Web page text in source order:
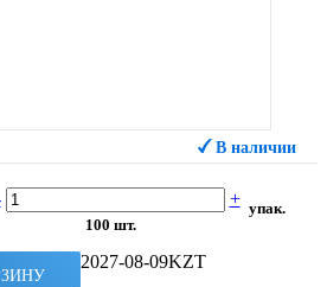
В наличии
+
100 шт.
упак.
2027-08-09KZT